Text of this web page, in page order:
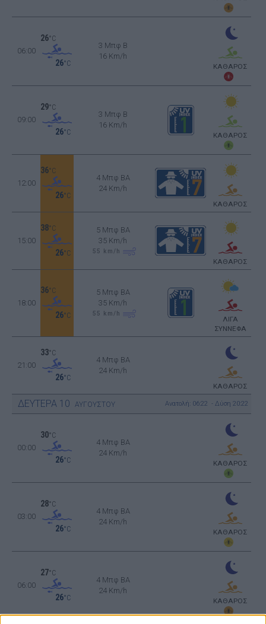
06:00
26°C
26°C
3 Μπφ B
16 Km/h
ΚΑΘΑΡΟΣ
09:00
29°C
26°C
3 Μπφ B
16 Km/h
ΚΑΘΑΡΟΣ
12:00
36°C
26°C
4 Μπφ BA
24 Km/h
ΚΑΘΑΡΟΣ
15:00
38°C
26°C
5 Μπφ BA
35 Km/h
55 km/h
ΚΑΘΑΡΟΣ
18:00
36°C
26°C
5 Μπφ BA
35 Km/h
55 km/h
ΛΙΓΑ
ΣΥΝΝΕΦΑ
21:00
33°C
26°C
4 Μπφ BA
24 Km/h
ΚΑΘΑΡΟΣ
ΔΕΥΤΕΡΑ 10 ΑΥΓΟΥΣΤΟΥ Ανατολή: 06:22 - Δύση 20:22
00:00
30°C
26°C
4 Μπφ BA
24 Km/h
ΚΑΘΑΡΟΣ
03:00
28°C
26°C
4 Μπφ BA
24 Km/h
ΚΑΘΑΡΟΣ
06:00
27°C
26°C
4 Μπφ BA
24 Km/h
ΚΑΘΑΡΟΣ